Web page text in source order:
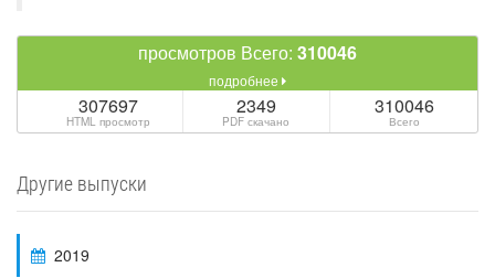
просмотров Всего: 310046
подробнее
307697
HTML просмотр
2349
PDF скачано
310046
Всего
Другие выпуски
2019